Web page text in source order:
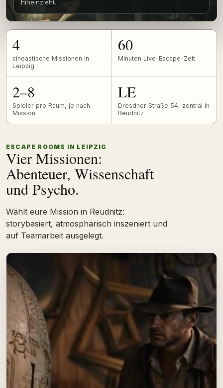
hineinzieht.
4
cineastische Missionen in
Leipzig
60
Minuten Live-Escape-Zeit
2–8
Spieler pro Raum, je nach
Mission
LE
Dresdner Straße 54, zentral in
Reudnitz
ESCAPE ROOMS IN LEIPZIG
Vier Missionen:
Abenteuer, Wissenschaft
und Psycho.
Wählt eure Mission in Reudnitz:
storybasiert, atmosphärisch inszeniert und
auf Teamarbeit ausgelegt.